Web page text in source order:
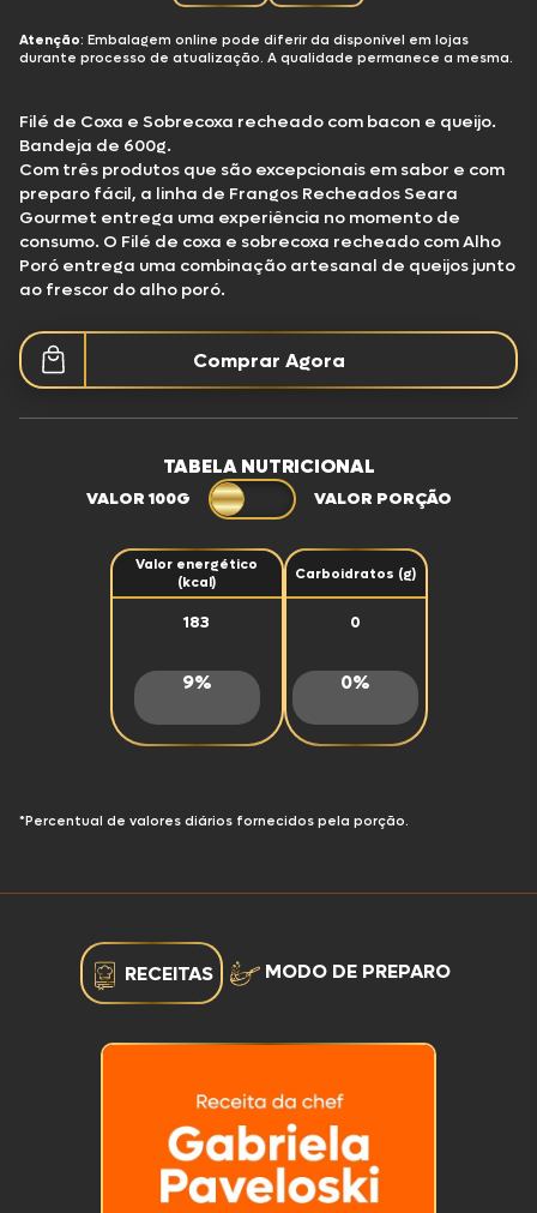
Atenção: Embalagem online pode diferir da disponível em lojas
durante processo de atualização. A qualidade permanece a mesma.
Filé de Coxa e Sobrecoxa recheado com bacon e queijo.
Bandeja de 600g.
Com três produtos que são excepcionais em sabor e com
preparo fácil, a linha de Frangos Recheados Seara
Gourmet entrega uma experiência no momento de
consumo. O Filé de coxa e sobrecoxa recheado com Alho
Poró entrega uma combinação artesanal de queijos junto
ao frescor do alho poró.
Comprar Agora
TABELA NUTRICIONAL
VALOR 100G VALOR PORÇÃO
Valor energético
(kcal)
183
9%
Carboidratos (g)
0
0%
*Percentual de valores diários fornecidos pela porção.
RECEITAS MODO DE PREPARO